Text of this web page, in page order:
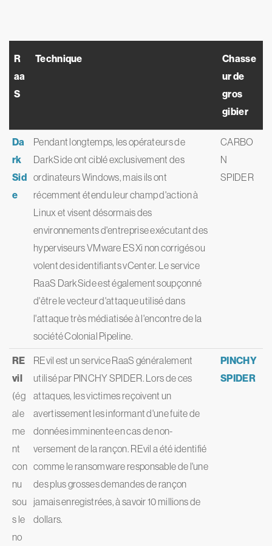
R
aa
S
Technique
Chasse
ur de
gros
gibier
Da
rk
Sid
e
Pendant longtemps, les opérateurs de
DarkSide ont ciblé exclusivement des
ordinateurs Windows, mais ils ont
récemment étendu leur champ d'action à
Linux et visent désormais des
environnements d'entreprise exécutant des
hyperviseurs VMware ESXi non corrigés ou
volent des identifiants vCenter. Le service
RaaS DarkSide est également soupçonné
d'être le vecteur d'attaque utilisé dans
l'attaque très médiatisée à l'encontre de la
société Colonial Pipeline.
CARBO
N
SPIDER
RE
vil
(ég
ale
me
nt
con
nu
sou
s le
no
REvil est un service RaaS généralement
utilisé par PINCHY SPIDER. Lors de ces
attaques, les victimes reçoivent un
avertissement les informant d'une fuite de
données imminente en cas de non-
versement de la rançon. REvil a été identifié
comme le ransomware responsable de l'une
des plus grosses demandes de rançon
jamais enregistrées, à savoir 10 millions de
dollars.
PINCHY
SPIDER